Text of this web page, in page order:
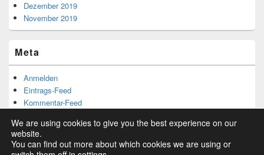
Dezember 2019
November 2019
Meta
Anmelden
Eintrags-Feed
Kommentar-Feed
We are using cookies to give you the best experience on our
website.
You can find out more about which cookies we are using or